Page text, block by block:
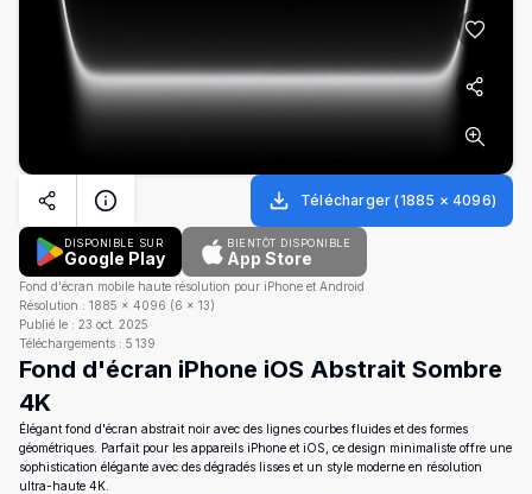
Télécharger (1885 × 4096)
DISPONIBLE SUR
Google Play
BIENTÔT DISPONIBLE
App Store
Fond d'écran mobile haute résolution pour iPhone et Android
Résolution : 1885 × 4096 (6 × 13)
Publié le : 23 oct. 2025
Téléchargements : 5 139
Fond d'écran iPhone iOS Abstrait Sombre
4K
Élégant fond d'écran abstrait noir avec des lignes courbes fluides et des formes
géométriques. Parfait pour les appareils iPhone et iOS, ce design minimaliste offre une
sophistication élégante avec des dégradés lisses et un style moderne en résolution
ultra-haute 4K.